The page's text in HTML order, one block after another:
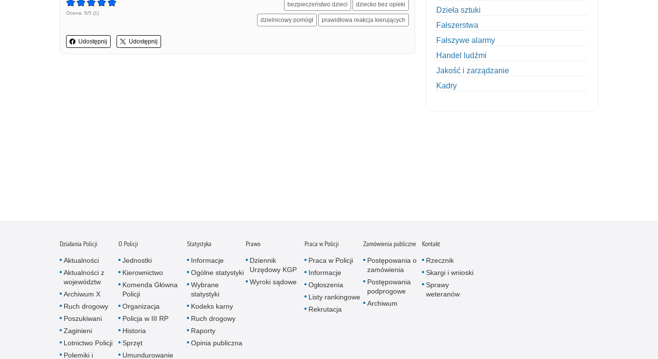
Ocena: 5/5 (1)
Udostępnij Udostępnij
bezpieczeństwo dzieci dziecko bez opieki
dzielnicowy pomógł prawidłowa reakcja kierujących
Dzieła sztuki
Fałszerstwa
Fałszywe alarmy
Handel ludźmi
Jakość i zarządzanie
Kadry
Nietrzeźwi kierujący
Nietrzeźwi opiekunowie
Działania Policji
Aktualności
Aktualności z
województw
Archiwum X
Ruch drogowy
Poszukiwani
Zaginieni
Lotnictwo Policji
Polemiki i
O Policji
Jednostki
Kierownictwo
Komenda Główna
Policji
Organizacja
Policja w III RP
Historia
Sprzęt
Umundurowanie
Statystyka
Informacje
Ogólne statystyki
Wybrane
statystyki
Kodeks karny
Ruch drogowy
Raporty
Opinia publiczna
Prawo
Dziennik
Urzędowy KGP
Wyroki sądowe
Praca w Policji
Praca w Policji
Informacje
Ogłoszenia
Listy rankingowe
Rekrutacja
Zamówienia publiczne
Postępowania o
zamówienia
Postępowania
podprogowe
Archiwum
Kontakt
Rzecznik
Skargi i wnioski
Sprawy
weteranów